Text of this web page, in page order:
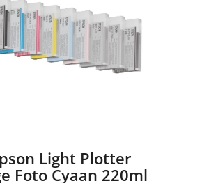
Light Plotter
Foto Cyaan 220ml